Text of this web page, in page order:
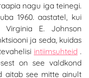
nagu iga teinegi.
1960. aastatel, kui
Virginia E. Johnson
ja seda, kuidas
intiimsuhteid .
on see valdkond
aitab see mitte ainult